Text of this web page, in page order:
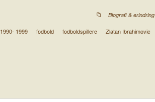
Biografi & erindring
1990- 1999 fodbold fodboldspillere Zlatan Ibrahimovic